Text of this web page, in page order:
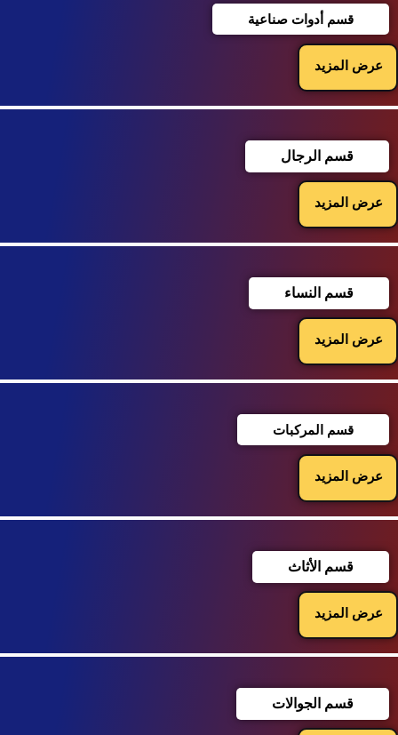
قسم أدوات صناعية
عرض المزيد
قسم الرجال
عرض المزيد
قسم النساء
عرض المزيد
قسم المركبات
عرض المزيد
قسم الأثاث
عرض المزيد
قسم الجوالات